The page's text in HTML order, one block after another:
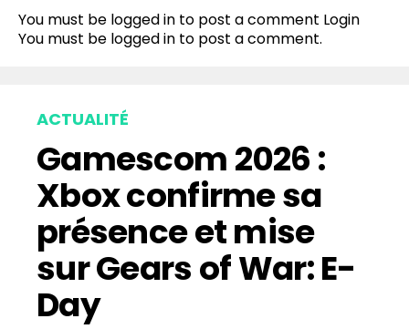
You must be logged in to post a comment Login
You must be logged in to post a comment.
ACTUALITÉ
Gamescom 2026 :
Xbox confirme sa
présence et mise
sur Gears of War: E-
Day